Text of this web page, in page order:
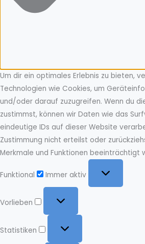
Um dir ein optimales Erlebnis zu bieten,
Technologien wie Cookies, um
und/oder darauf zuzugreifen. Wenn du
zustimmst, können wir Daten wie das
eindeutige IDs auf dieser Website
Zustimmung nicht erteilst oder
Merkmale und Funktionen beeinträchtigt
Funktional
Immer aktiv
Vorlieben
Statistiken